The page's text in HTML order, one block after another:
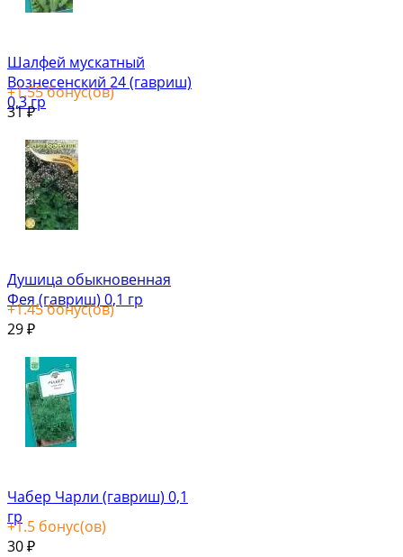
Шалфей мускатный
Вознесенский 24 (гавриш)
0,3 гр
+1.55бонус(ов)
31₽
Душица обыкновенная
Фея (гавриш) 0,1 гр
+1.45бонус(ов)
29 ₽
Чабер Чарли (гавриш) 0,1
гр
+1.5 бонус(ов)
30 ₽